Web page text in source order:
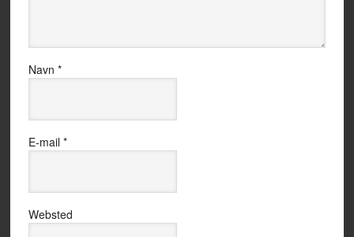
Navn *
E-mail *
Websted